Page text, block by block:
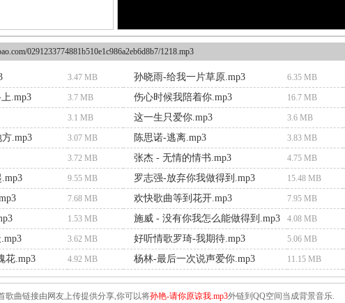
0291233774881b510e1c986a2eb6d8b7/1218.mp3
3.47 MB 孙晓雨-给我一片草原.mp3 6.35 MB
.mp3 3.7 MB 伤心时候我陪着你.mp3 16.7 MB
3.1 MB 这一生只爱你.mp3 3.6 MB
.mp3 3.07 MB 陈思诺-逃离.mp3 3.83 MB
3.72 MB 张杰 - 无情的情书.mp3 4.75 MB
9.55 MB 罗志强-放弃你我做得到.mp3 15.48 MB
7.68 MB 欢快歌曲等到花开.mp3 7.95 MB
1.53 MB 施威 - 没有你我怎么能做得到.mp3 4.08 MB
3.62 MB 好听情歌罗琦-我期待.mp3 5.06 MB
花.mp3 4.92 MB 杨林-最后一次说声爱你.mp3 11.15 MB
歌曲链接由网友上传提供分享,你可以将孙艳-请你原谅我.mp3外链到QQ空间当成背景音乐.